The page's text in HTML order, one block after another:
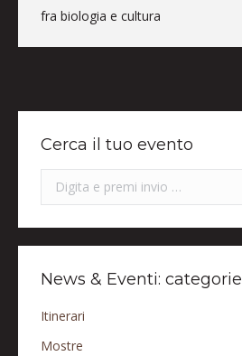
fra biologia e cultura
Cerca il tuo evento
Search:
News & Eventi: categorie
Itinerari
Mostre